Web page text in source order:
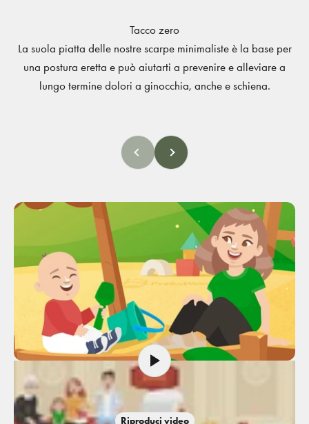
Tacco zero
La suola piatta delle nostre scarpe minimaliste è la base per
una postura eretta e può aiutarti a prevenire e alleviare a
lungo termine dolori a ginocchia, anche e schiena.
IndietroAvanti